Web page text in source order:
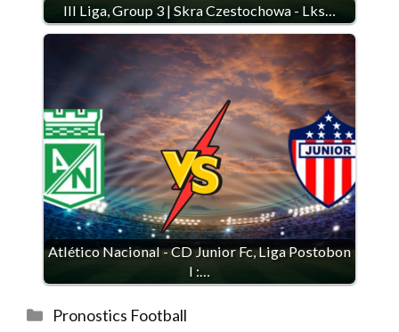
III Liga, Group 3 | Skra Czestochowa - Lks…
Atlético Nacional - CD Junior Fc, Liga Postobon
I :…
Catégories
Pronostics Football